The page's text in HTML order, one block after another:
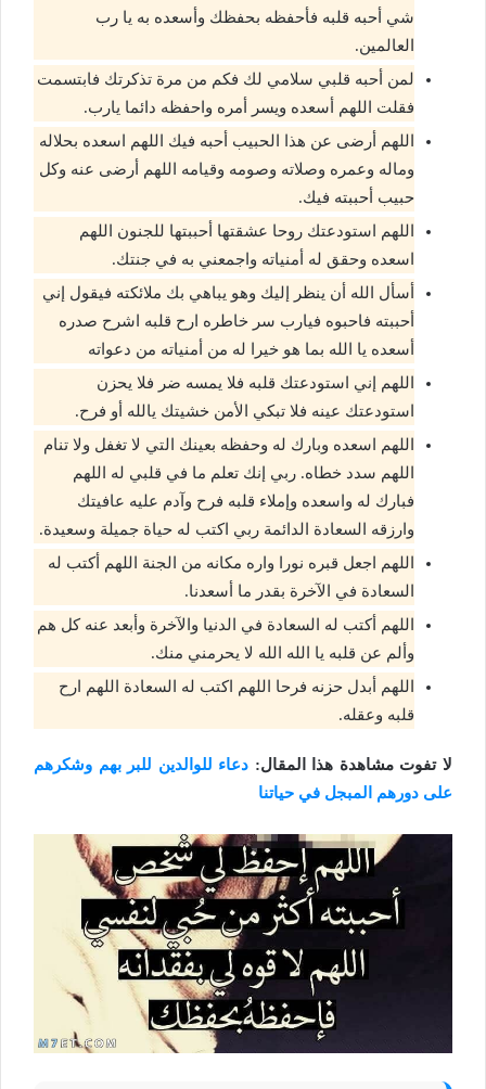
شي أحبه قلبه فأحفظه بحفظك وأسعده به يا رب
العالمين.
لمن أحبه قلبي سلامي لك فكم من مرة تذكرتك فابتسمت
فقلت اللهم أسعده ويسر أمره واحفظه دائما يارب.
اللهم أرضى عن هذا الحبيب أحبه فيك اللهم اسعده بحلاله
وماله وعمره وصلاته وصومه وقيامه اللهم أرضى عنه وكل
حبيب أحببته فيك.
اللهم استودعتك روحا عشقتها أحببتها للجنون اللهم
اسعده وحقق له أمنياته واجمعني به في جنتك.
أسأل الله أن ينظر إليك وهو يباهي بك ملائكته فيقول إني
أحببته فاحبوه فيارب سر خاطره ارح قلبه اشرح صدره
أسعده يا الله بما هو خيرا له من أمنياته من دعواته
اللهم إني استودعتك قلبه فلا يمسه ضر فلا يحزن
استودعتك عينه فلا تبكي الأمن خشيتك يالله أو فرح.
اللهم اسعده وبارك له وحفظه بعينك التي لا تغفل ولا تنام
اللهم سدد خطاه. ربي إنك تعلم ما في قلبي له اللهم
فبارك له واسعده وإملاء قلبه فرح وآدم عليه عافيتك
وارزقه السعادة الدائمة ربي اكتب له حياة جميلة وسعيدة.
اللهم اجعل قبره نورا واره مكانه من الجنة اللهم أكتب له
السعادة في الآخرة بقدر ما أسعدنا.
اللهم أكتب له السعادة في الدنيا والآخرة وأبعد عنه كل هم
وألم عن قلبه يا الله الله لا يحرمني منك.
اللهم أبدل حزنه فرحا اللهم اكتب له السعادة اللهم ارح
قلبه وعقله.
لا تفوت مشاهدة هذا المقال: دعاء للوالدين للبر بهم وشكرهم
على دورهم المبجل في حياتنا